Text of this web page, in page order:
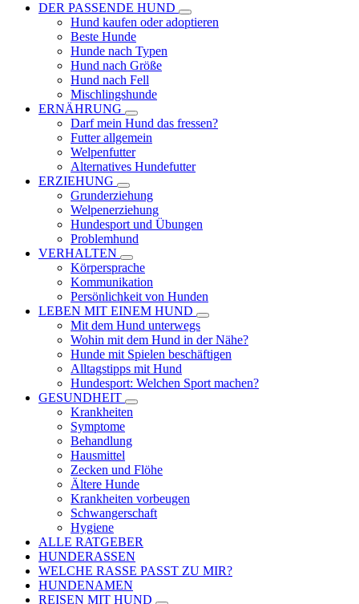
DER PASSENDE HUND
Hund kaufen oder adoptieren
Beste Hunde
Hunde nach Typen
Hund nach Größe
Hund nach Fell
Mischlingshunde
ERNÄHRUNG
Darf mein Hund das fressen?
Futter allgemein
Welpenfutter
Alternatives Hundefutter
ERZIEHUNG
Grunderziehung
Welpenerziehung
Hundesport und Übungen
Problemhund
VERHALTEN
Körpersprache
Kommunikation
Persönlichkeit von Hunden
LEBEN MIT EINEM HUND
Mit dem Hund unterwegs
Wohin mit dem Hund in der Nähe?
Hunde mit Spielen beschäftigen
Alltagstipps mit Hund
Hundesport: Welchen Sport machen?
GESUNDHEIT
Krankheiten
Symptome
Behandlung
Hausmittel
Zecken und Flöhe
Ältere Hunde
Krankheiten vorbeugen
Schwangerschaft
Hygiene
ALLE RATGEBER
HUNDERASSEN
WELCHE RASSE PASST ZU MIR?
HUNDENAMEN
REISEN MIT HUND